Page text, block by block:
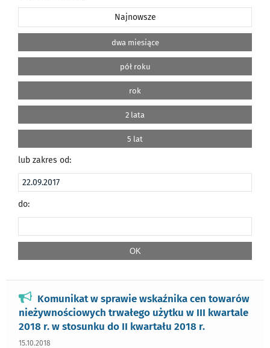
Najnowsze
dwa miesiące
pół roku
rok
2 lata
5 lat
lub zakres od:
do:
Komunikat w sprawie wskaźnika cen towarów
nieżywnościowych trwałego użytku w III kwartale
2018 r. w stosunku do II kwartału 2018 r.
15.10.2018